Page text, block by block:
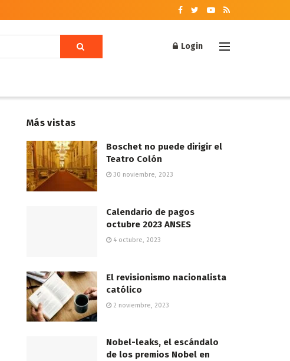
Login
Más vistas
Boschet no puede dirigir el
Teatro Colón
30 noviembre, 2023
Calendario de pagos
octubre 2023 ANSES
4 octubre, 2023
El revisionismo nacionalista
católico
2 noviembre, 2023
Nobel-leaks, el escándalo
de los premios Nobel en